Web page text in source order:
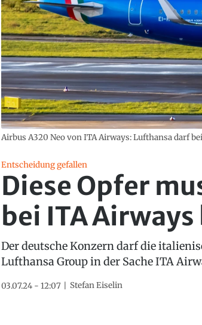
Airbus A320 Neo von ITA Airways: Lufthansa darf
Entscheidung gefallen
Diese Opfer
bei ITA
Der deutsche Konzern darf die
Lufthansa Group in der Sache ITA
03.07.24 - 12:07 Stefan Eiselin